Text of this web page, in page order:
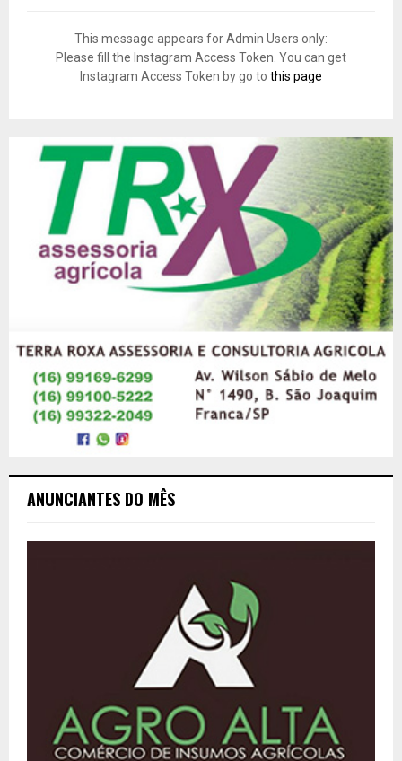
This message appears for Admin Users only:
Please fill the Instagram Access Token. You can get
Instagram Access Token by go to this page
ANUNCIANTES DO MÊS